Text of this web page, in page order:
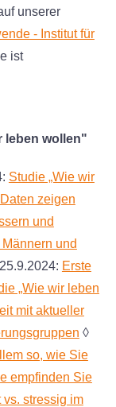
unserer
- Institut für
ist
leben wollen"
Studie „Wie wir
zeigen
und
und
Erste
„Wie wir leben
mit aktueller
◊
so, wie Sie
empfinden Sie
vs. stressig im